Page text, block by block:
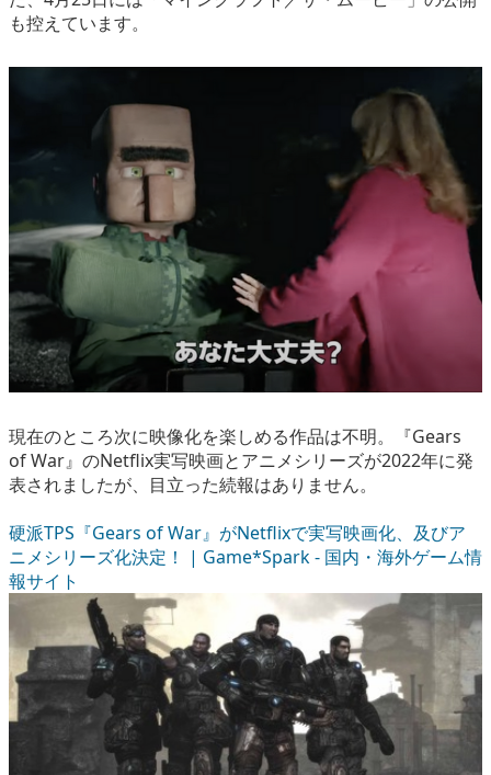
も控えています。
現在のところ次に映像化を楽しめる作品は不明。『Gears
of War』のNetflix実写映画とアニメシリーズが2022年に発
表されましたが、目立った続報はありません。
硬派TPS『Gears of War』がNetflixで実写映画化、及びア
ニメシリーズ化決定！ | Game*Spark - 国内・海外ゲーム情
報サイト